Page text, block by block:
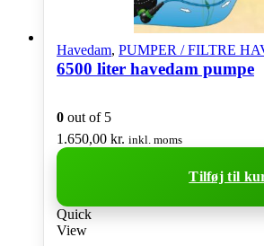
Havedam, PUMPER / FILTRE
6500 liter havedam pumpe
0 out of 5
1.650,00 kr. inkl. moms
Tilføj til
Quick
View